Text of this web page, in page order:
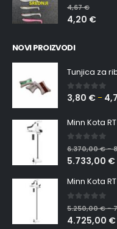
0 out of 5
4,67€
4,20 €
NOVI PROIZVODI
Tunjica za
0 out of 5
3,80 € –
Minn Kota RT
0 out of 5
6.370,00€–
5.733,00 €
Minn Kota
0 out of 5
5.250,00€–
4.725,00 €